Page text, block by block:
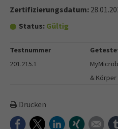
Zertifizierungsdatum:
Status: Gültig
Testnummer
201.215.1
&
Drucken
FacebookTwitterLinkedInXing E-